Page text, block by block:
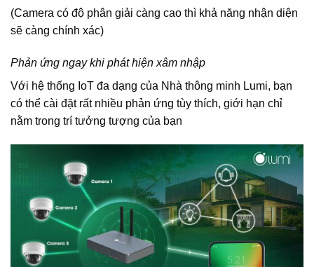
(Camera có độ phân giải càng cao thì khả năng nhận diện
sẽ càng chính xác)
Phản ứng ngay khi phát hiện xâm nhập
Với hệ thống IoT đa dạng của Nhà thông minh Lumi, bạn
có thể cài đặt rất nhiều phản ứng tùy thích, giới hạn chỉ
nằm trong trí tưởng tượng của bạn